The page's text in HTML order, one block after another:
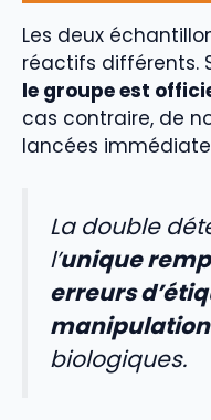
Les deux
réactifs différents.
le groupe est
cas contraire, de
lancées
La double
l’unique
erreurs
manipulation
biologiques.